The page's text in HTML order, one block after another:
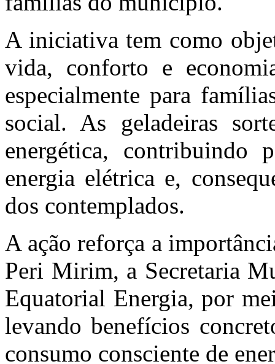
A iniciativa tem como
vida, conforto e
especialmente para
social. As geladeiras
energética, contribuindo
energia elétrica e,
dos contemplados.
A ação reforça a
Peri Mirim, a Secretaria
Equatorial Energia, por
levando benefícios
consumo consciente de